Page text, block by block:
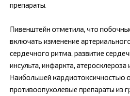
препараты.
Пивенштейн отметила, что
включать изменение
сердечного ритма, развитие
инсульта, инфаркта, атеросклероза
Наибольшей кардиотоксичностью
противоопухолевые препараты из